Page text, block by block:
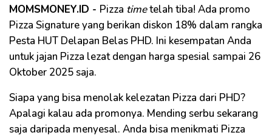
MOMSMONEY.ID - Pizza timetelah tiba! Ada promo
Pizza Signature yang berikan diskon 18% dalam rangka
Pesta HUT Delapan Belas PHD. Ini kesempatan Anda
untuk jajan Pizza lezat dengan harga spesial sampai 26
Oktober 2025 saja.
Siapa yang bisa menolak kelezatan Pizza dari PHD?
Apalagi kalau ada promonya. Mending serbu sekarang
saja daripada menyesal. Anda bisa menikmati Pizza